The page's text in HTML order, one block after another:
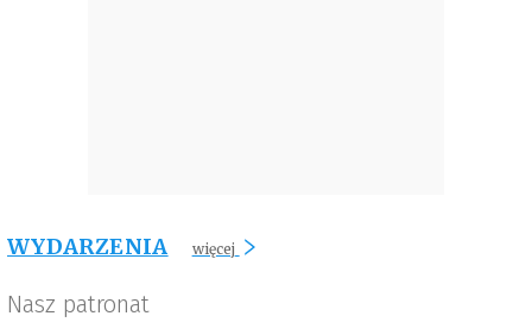
WYDARZENIA więcej
Nasz patronat